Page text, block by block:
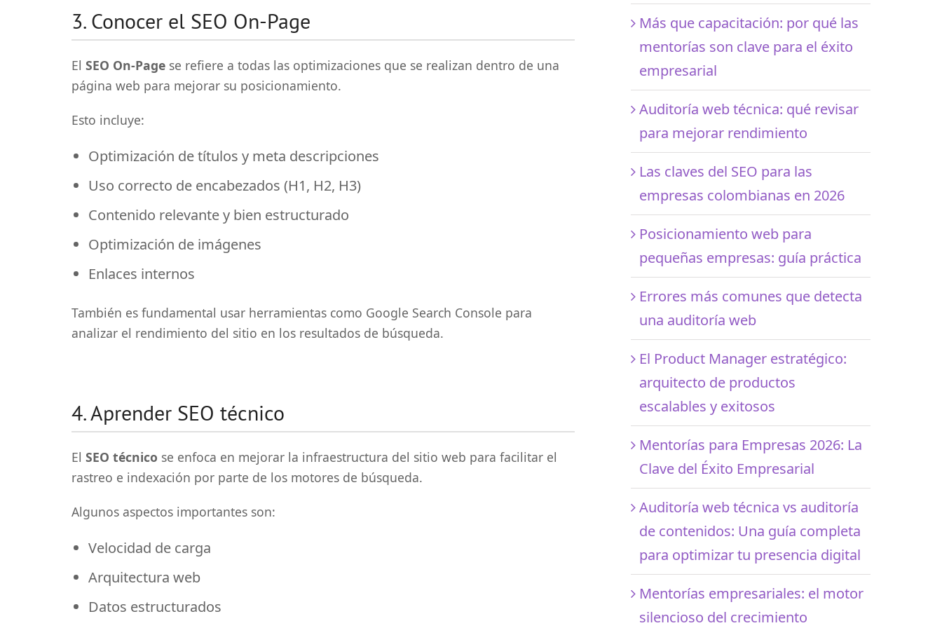
3. Conocer el SEO On-Page
El SEO On-Page se refiere a todas las optimizaciones que se realizan dentro de una
página web para mejorar su posicionamiento.
Esto incluye:
Optimización de títulos y meta descripciones
Uso correcto de encabezados (H1, H2, H3)
Contenido relevante y bien estructurado
Optimización de imágenes
Enlaces internos
También es fundamental usar herramientas como Google Search Console para
analizar el rendimiento del sitio en los resultados de búsqueda.
4. Aprender SEO técnico
El SEO técnico se enfoca en mejorar la infraestructura del sitio web para facilitar el
rastreo e indexación por parte de los motores de búsqueda.
Algunos aspectos importantes son:
Velocidad de carga
Arquitectura web
Datos estructurados
Más que capacitación: por qué las
mentorías son clave para el éxito
empresarial
Auditoría web técnica: qué revisar
para mejorar rendimiento
Las claves del SEO para las
empresas colombianas en 2026
Posicionamiento web para
pequeñas empresas: guía práctica
Errores más comunes que detecta
una auditoría web
El Product Manager estratégico:
arquitecto de productos
escalables y exitosos
Mentorías para Empresas 2026: La
Clave del Éxito Empresarial
Auditoría web técnica vs auditoría
de contenidos: Una guía completa
para optimizar tu presencia digital
Mentorías empresariales: el motor
silencioso del crecimiento